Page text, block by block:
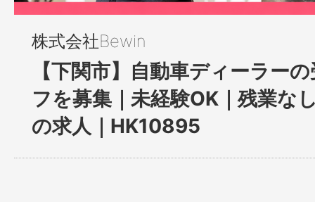
株式会社Bewin
【下関市】⾃動⾞ディーラー
フを募集｜未経験OK｜残業な
の求人｜HK10895